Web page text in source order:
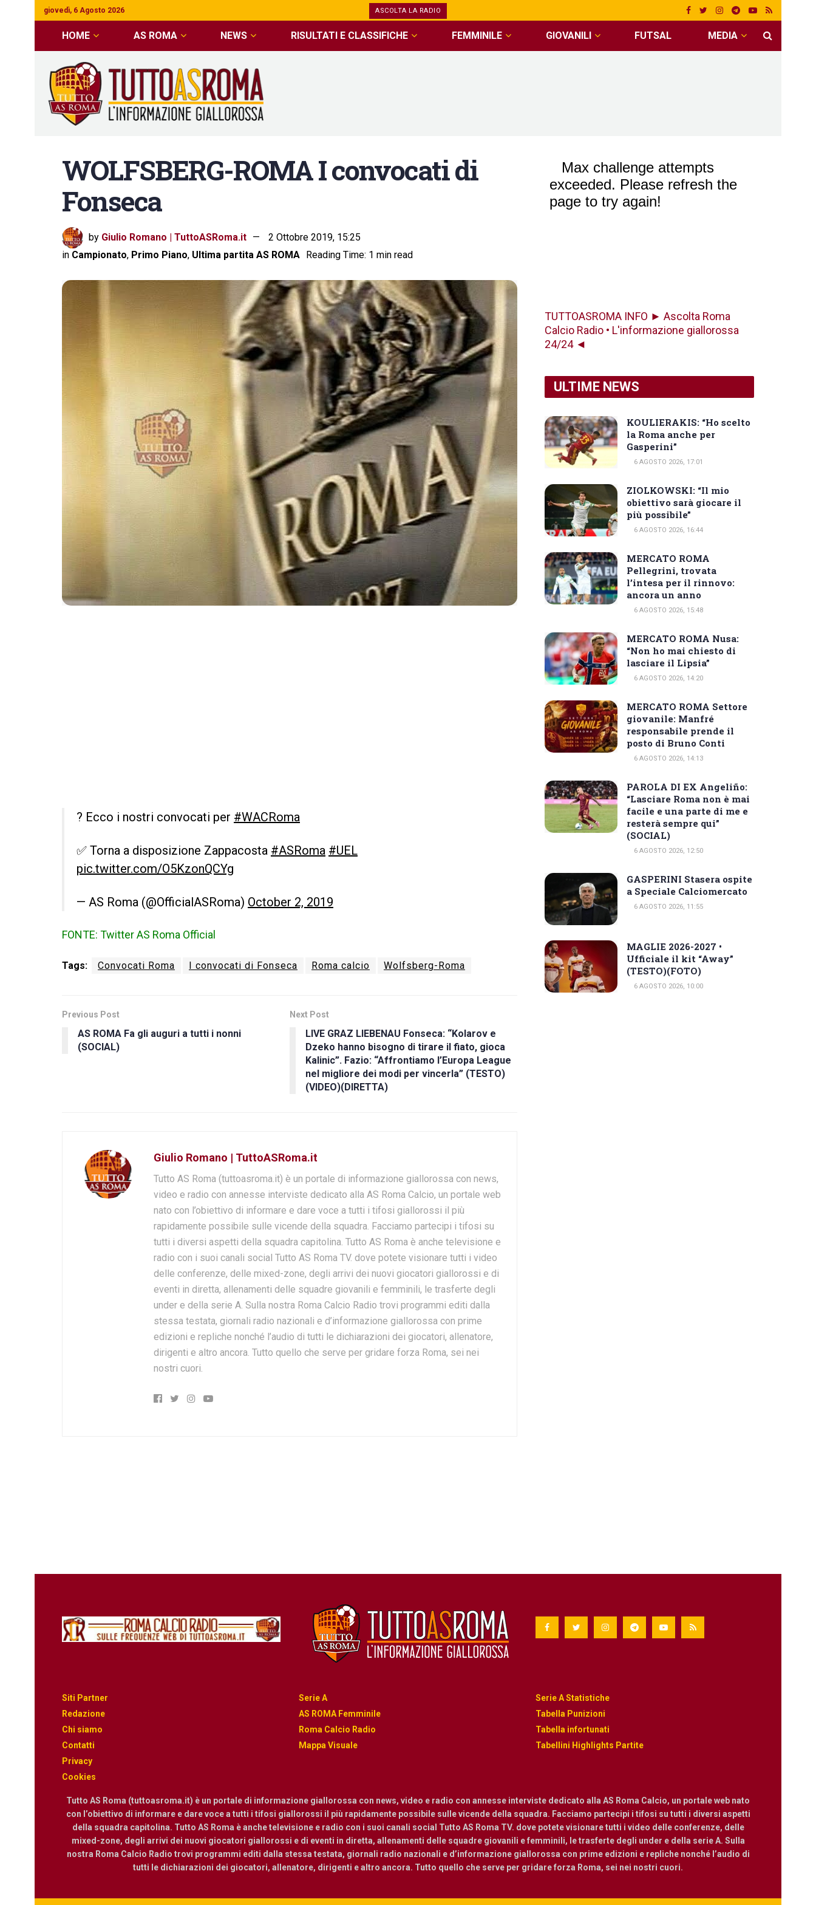
giovedì, 6 Agosto 2026 ASCOLTA LA RADIO
HOME AS ROMA NEWS RISULTATI E CLASSIFICHE FEMMINILE GIOVANILI FUTSAL MEDIA
WOLFSBERG-ROMA I convocati di
Fonseca
by Giulio Romano | TuttoASRoma.it
2 Ottobre 2019, 15:25
in Campionato, Primo Piano, Ultima partita AS ROMA Reading Time: 1 min read
? Ecco i nostri convocati per #WACRoma
✅ Torna a disposizione Zappacosta #ASRoma #UEL
pic.twitter.com/O5KzonQCYg
— AS Roma (@OfficialASRoma) October 2, 2019
FONTE: Twitter AS Roma Official
Tags: Convocati Roma I convocati di Fonseca Roma calcio Wolfsberg-Roma
Previous Post
AS ROMA Fa gli auguri a tutti i nonni
(SOCIAL)
Next Post
LIVE GRAZ LIEBENAU Fonseca: “Kolarov e
Dzeko hanno bisogno di tirare il fiato, gioca
Kalinic”. Fazio: “Affrontiamo l’Europa League
nel migliore dei modi per vincerla” (TESTO)
(VIDEO)(DIRETTA)
Giulio Romano | TuttoASRoma.it
Tutto AS Roma (tuttoasroma.it) è un portale di informazione giallorossa con news,
video e radio con annesse interviste dedicato alla AS Roma Calcio, un portale web
nato con l’obiettivo di informare e dare voce a tutti i tifosi giallorossi il più
rapidamente possibile sulle vicende della squadra. Facciamo partecipi i tifosi su
tutti i diversi aspetti della squadra capitolina. Tutto AS Roma è anche televisione e
radio con i suoi canali social Tutto AS Roma TV. dove potete visionare tutti i video
delle conferenze, delle mixed-zone, degli arrivi dei nuovi giocatori giallorossi e di
eventi in diretta, allenamenti delle squadre giovanili e femminili, le trasferte degli
under e della serie A. Sulla nostra Roma Calcio Radio trovi programmi editi dalla
stessa testata, giornali radio nazionali e d’informazione giallorossa con prime
edizioni e repliche nonché l’audio di tutti le dichiarazioni dei giocatori, allenatore,
dirigenti e altro ancora. Tutto quello che serve per gridare forza Roma, sei nei
nostri cuori.
TUTTOASROMA INFO ► Ascolta Roma
Calcio Radio • L'informazione giallorossa
24/24 ◄
ULTIME NEWS
KOULIERAKIS: “Ho scelto
la Roma anche per
Gasperini”
6 AGOSTO 2026, 17:01
ZIOLKOWSKI: “Il mio
obiettivo sarà giocare il
più possibile”
6 AGOSTO 2026, 16:44
MERCATO ROMA
Pellegrini, trovata
l’intesa per il rinnovo:
ancora un anno
6 AGOSTO 2026, 15:48
MERCATO ROMA Nusa:
“Non ho mai chiesto di
lasciare il Lipsia”
6 AGOSTO 2026, 14:20
MERCATO ROMA Settore
giovanile: Manfré
responsabile prende il
posto di Bruno Conti
6 AGOSTO 2026, 14:13
PAROLA DI EX Angeliño:
“Lasciare Roma non è mai
facile e una parte di me e
resterà sempre qui”
(SOCIAL)
6 AGOSTO 2026, 12:50
GASPERINI Stasera ospite
a Speciale Calciomercato
6 AGOSTO 2026, 11:55
MAGLIE 2026-2027 •
Ufficiale il kit “Away”
(TESTO)(FOTO)
6 AGOSTO 2026, 10:00
Siti Partner
Redazione
Chi siamo
Contatti
Privacy
Cookies
Serie A
AS ROMA Femminile
Roma Calcio Radio
Mappa Visuale
Serie A Statistiche
Tabella Punizioni
Tabella infortunati
Tabellini Highlights Partite
Tutto AS Roma (tuttoasroma.it) è un portale di informazione giallorossa con news, video e radio con annesse interviste dedicato alla AS Roma Calcio, un portale web nato
con l’obiettivo di informare e dare voce a tutti i tifosi giallorossi il più rapidamente possibile sulle vicende della squadra. Facciamo partecipi i tifosi su tutti i diversi aspetti
della squadra capitolina. Tutto AS Roma è anche televisione e radio con i suoi canali social Tutto AS Roma TV. dove potete visionare tutti i video delle conferenze, delle
mixed-zone, degli arrivi dei nuovi giocatori giallorossi e di eventi in diretta, allenamenti delle squadre giovanili e femminili, le trasferte degli under e della serie A. Sulla
nostra Roma Calcio Radio trovi programmi editi dalla stessa testata, giornali radio nazionali e d’informazione giallorossa con prime edizioni e repliche nonché l’audio di
tutti le dichiarazioni dei giocatori, allenatore, dirigenti e altro ancora. Tutto quello che serve per gridare forza Roma, sei nei nostri cuori.